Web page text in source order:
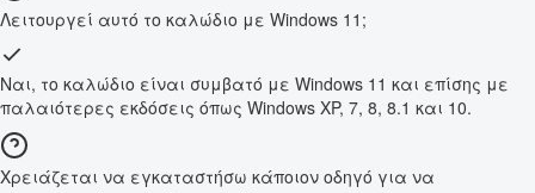
Λειτουργεί αυτό το καλώδιο με Windows 11;
Ναι, το καλώδιο είναι συμβατό με Windows 11 και επίσης με
παλαιότερες εκδόσεις όπως Windows XP, 7, 8, 8.1 και 10.
Χρειάζεται να εγκαταστήσω κάποιον οδηγό για να